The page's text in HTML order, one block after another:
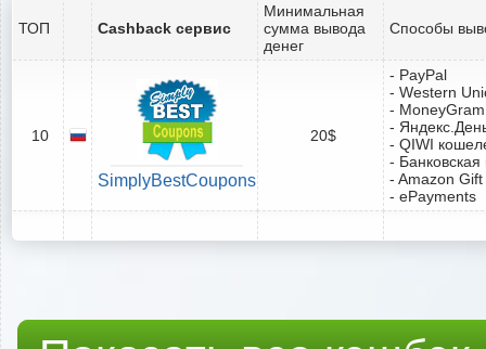
ТОП Cashback сервис
Минимальная
сумма вывода
денег
Способы
10
SimplyBestCoupons
20$
- PayPal
- Western
- MoneyGram
-
- QIWI
-
- Amazon
- ePayments